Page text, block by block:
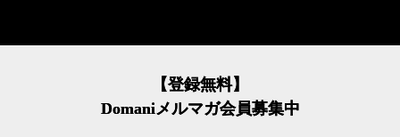
【登録無料】
Domaniメルマガ会員募集中